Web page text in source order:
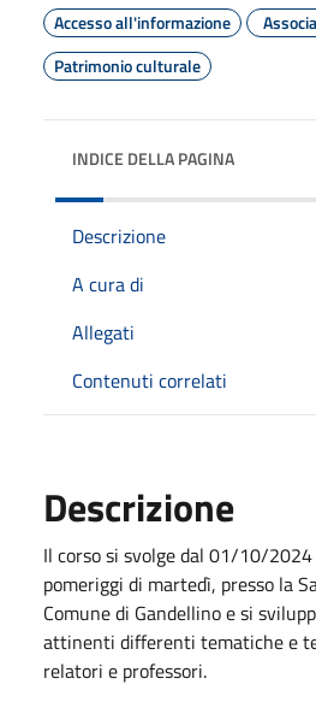
Accesso all'informazione
Patrimonio culturale
INDICE DELLA PAGINA
Descrizione
A cura di
Allegati
Contenuti correlati
Descrizione
Il corso si svolge dal 01/10/
pomeriggi di martedì, presso la
Comune di Gandellino e si
attinenti differenti tematiche e
relatori e professori.